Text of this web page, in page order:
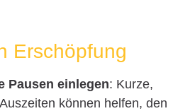
Erschöpfung
Pausen einlegen: Kurze,
können helfen, den